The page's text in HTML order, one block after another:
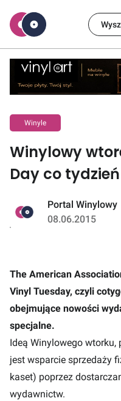
Winyle
Winylowy
Day co tydzień
Portal Winylowy
08.06.2015
The American
Vinyl Tuesday, czyli
obejmujące nowości
specjalne.
Ideą Winylowego wtorku,
jest wsparcie sprzedaży
kaset) poprzez
wydawnictw.